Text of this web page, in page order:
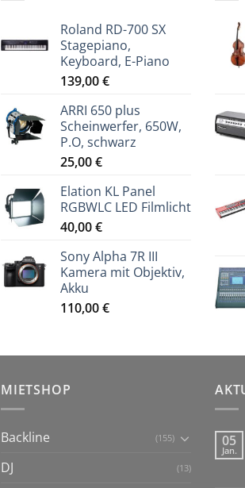
Roland RD-700 SX
Stagepiano,
Keyboard, E-Piano
139,00€
ARRI 650 plus
Scheinwerfer, 650W,
P.O, schwarz
25,00€
Elation KL Panel
RGBWLC LED Filmlicht
40,00€
Sony Alpha 7R III
Kamera mit Objektiv,
Akku
110,00€
MIETSHOP
Backline (155)
DJ (13)
05
Jan.